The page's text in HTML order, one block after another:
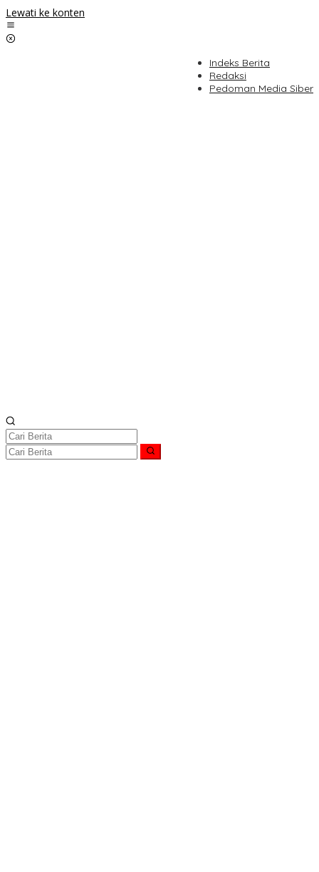
Lewati ke konten
Indeks Berita
Redaksi
Pedoman Media Siber